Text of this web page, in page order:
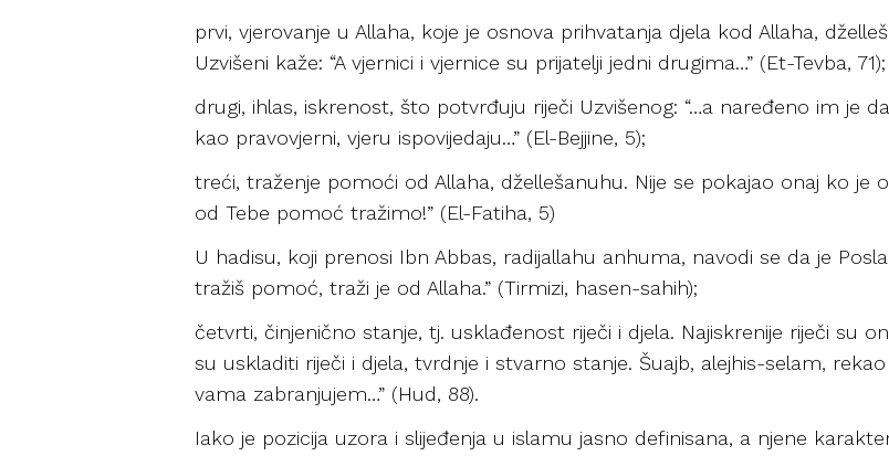
prvi, vjerovanje u Allaha, koje je osnova prihvatanja djela kod Allaha,
Uzvišeni kaže: “A vjernici i vjernice su prijatelji jedni drugima…” (Et-Tevba, 71);
drugi, ihlas, iskrenost, što potvrđuju riječi Uzvišenog: “…a naređeno im je
kao pravovjerni, vjeru ispovijedaju…” (El-Bejjine, 5);
treći, traženje pomoći od Allaha, džellešanuhu. Nije se pokajao onaj ko je
od Tebe pomoć tražimo!” (El-Fatiha, 5)
U hadisu, koji prenosi Ibn Abbas, radijallahu anhuma, navodi se da je
tražiš pomoć, traži je od Allaha.” (Tirmizi, hasen-sahih);
četvrti, činjenično stanje, tj. usklađenost riječi i djela. Najiskrenije riječi su
su uskladiti riječi i djela, tvrdnje i stvarno stanje. Šuajb, alejhis-selam,
vama zabranjujem…” (Hud, 88).
Iako je pozicija uzora i slijeđenja u islamu jasno definisana, a njene